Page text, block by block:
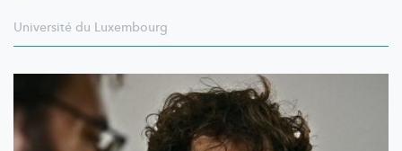
Université du Luxembourg